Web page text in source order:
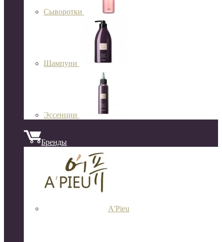
Сыворотки
Шампуни
Эссенции
Бренды
A'Pieu